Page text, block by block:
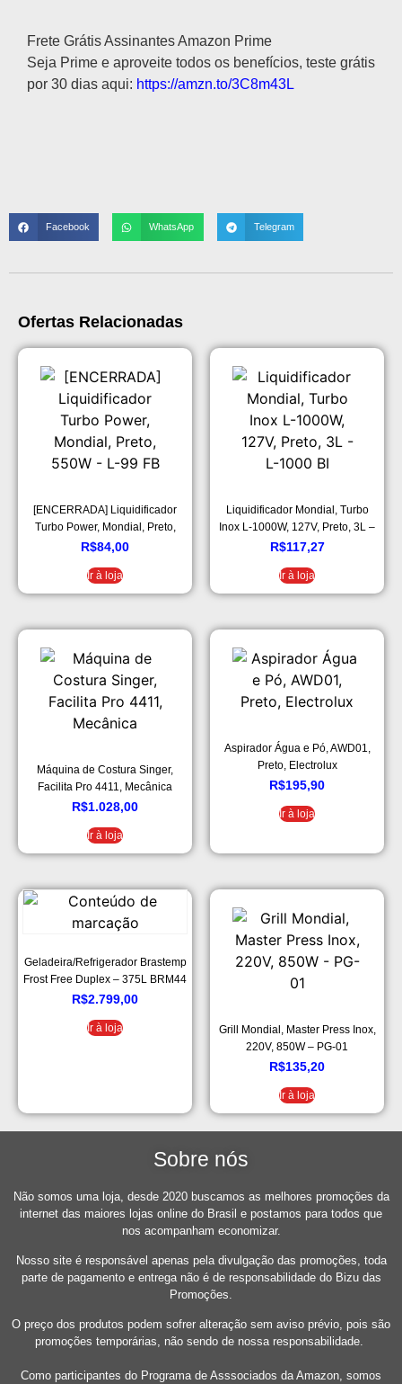
Frete Grátis Assinantes Amazon Prime
Seja Prime e aproveite todos os benefícios, teste grátis
por 30 dias aqui: https://amzn.to/3C8m43L
Facebook WhatsApp Telegram
Ofertas Relacionadas
[ENCERRADA] Liquidificador
Turbo Power, Mondial, Preto,
550W – L-99 FB
R$84,00
Ir à loja
Liquidificador Mondial, Turbo
Inox L-1000W, 127V, Preto, 3L –
L-1000 BI
R$117,27
Ir à loja
Máquina de Costura Singer,
Facilita Pro 4411, Mecânica
R$1.028,00
Ir à loja
Aspirador Água e Pó, AWD01,
Preto, Electrolux
R$195,90
Ir à loja
Geladeira/Refrigerador Brastemp
Frost Free Duplex – 375L BRM44
HKANA
R$2.799,00
Ir à loja
Grill Mondial, Master Press Inox,
220V, 850W – PG-01
R$135,20
Ir à loja
Sobre nós
Não somos uma loja, desde 2020 buscamos as melhores promoções da
internet das maiores lojas online do Brasil e postamos para todos que
nos acompanham economizar.
Nosso site é responsável apenas pela divulgação das promoções, toda
parte de pagamento e entrega não é de responsabilidade do Bizu das
Promoções.
O preço dos produtos podem sofrer alteração sem aviso prévio, pois são
promoções temporárias, não sendo de nossa responsabilidade.
Como participantes do Programa de Asssociados da Amazon, somos